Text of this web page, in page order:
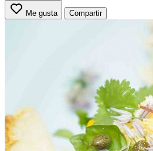
Me gusta Compartir